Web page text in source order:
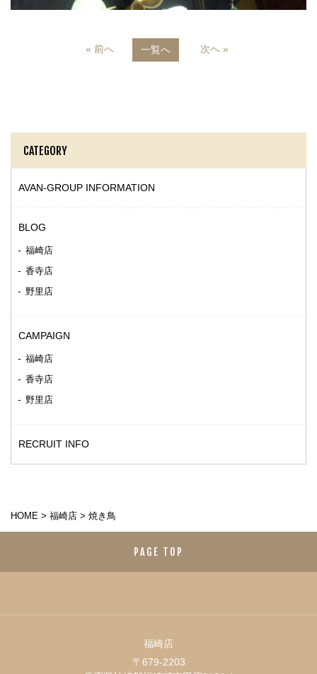
« 前へ 一覧へ 次へ »
CATEGORY
AVAN-GROUP INFORMATION
BLOG
福崎店
香寺店
野里店
CAMPAIGN
福崎店
香寺店
野里店
RECRUIT INFO
HOME > 福崎店 > 焼き鳥
PAGE TOP
福崎店
〒679-2203